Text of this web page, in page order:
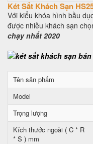
Két Sắt Khách Sạn
Với kiểu khóa hình bầu
được nhiều khách sạn
chạy nhất 2020
Tên sản phẩm
Model
Trọng lượng
Kích thước ngoài ( C * R
* S ) mm